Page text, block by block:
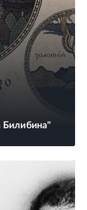
Билибина"